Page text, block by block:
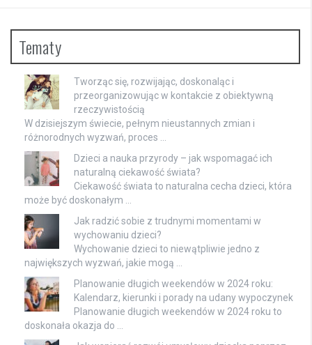
Tematy
Tworząc się, rozwijając, doskonaląc i
przeorganizowując w kontakcie z obiektywną
rzeczywistością
W dzisiejszym świecie, pełnym nieustannych zmian i
różnorodnych wyzwań, proces …
Dzieci a nauka przyrody – jak wspomagać ich
naturalną ciekawość świata?
Ciekawość świata to naturalna cecha dzieci, która
może być doskonałym …
Jak radzić sobie z trudnymi momentami w
wychowaniu dzieci?
Wychowanie dzieci to niewątpliwie jedno z
największych wyzwań, jakie mogą …
Planowanie długich weekendów w 2024 roku:
Kalendarz, kierunki i porady na udany wypoczynek
Planowanie długich weekendów w 2024 roku to
doskonała okazja do …